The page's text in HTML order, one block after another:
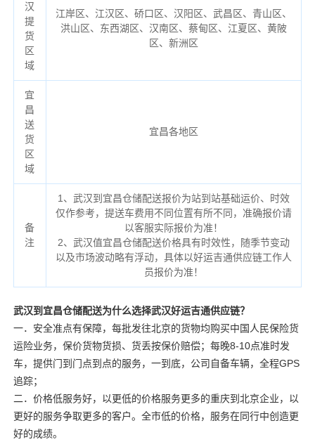
汉
提
货
区
域
江岸区、江汉区、硚口区、汉阳区、武昌区、青山区、
洪山区、东西湖区、汉南区、蔡甸区、江夏区、黄陂
区、新洲区
宜
昌
送
货
区
域
宜昌各地区
备
注
1、武汉到宜昌仓储配送报价为站到站基础运价、时效
仅作参考，提送车费用不同位置有所不同，准确报价请
以客服实际报价为准！
2、武汉值宜昌仓储配送价格具有时效性，随季节变动
以及市场波动略有浮动，具体以好运吉通供应链工作人
员报价为准！
武汉到宜昌仓储配送为什么选择武汉好运吉通供应链？
一．安全准点有保障，每批发往北京的货物均购买中国人民保险货
运险业务，保价货物货损、货丢按保价赔偿；每晚8-10点准时发
车，提供门到门点到点的服务，一到底，公司自备车辆，全程GPS
追踪；
二．价格低服务好， 以更低的价格服务更多的重庆到北京企业，以
更好的服务争取更多的客户。全市低的价格，服务在同行中创造更
好的成绩。